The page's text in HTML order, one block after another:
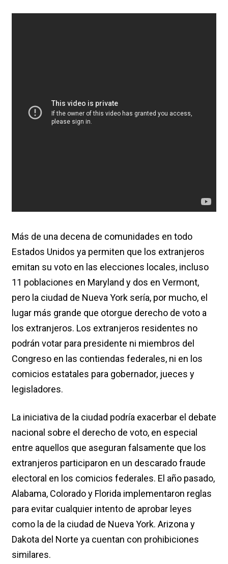
Más de una decena de comunidades en todo
Estados Unidos ya permiten que los extranjeros
emitan su voto en las elecciones locales, incluso
11 poblaciones en Maryland y dos en Vermont,
pero la ciudad de Nueva York sería, por mucho, el
lugar más grande que otorgue derecho de voto a
los extranjeros. Los extranjeros residentes no
podrán votar para presidente ni miembros del
Congreso en las contiendas federales, ni en los
comicios estatales para gobernador, jueces y
legisladores.
La iniciativa de la ciudad podría exacerbar el debate
nacional sobre el derecho de voto, en especial
entre aquellos que aseguran falsamente que los
extranjeros participaron en un descarado fraude
electoral en los comicios federales. El año pasado,
Alabama, Colorado y Florida implementaron reglas
para evitar cualquier intento de aprobar leyes
como la de la ciudad de Nueva York. Arizona y
Dakota del Norte ya cuentan con prohibiciones
similares.